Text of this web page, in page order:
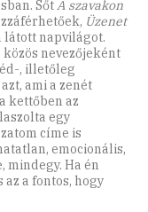
SőtA szavakon
Üzenet
látott napvilágot.
nevezőjeként
, illetőleg
ami a zenét
kettőben az
egy
címe is
emocionális,
mindegy. Ha én
a fontos, hogy